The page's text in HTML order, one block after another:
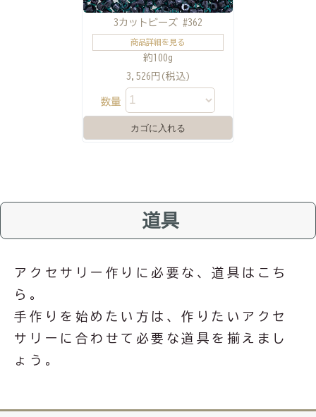
3カットビーズ #362
商品詳細を見る
約100g
3,526円(税込)
数量
道具
アクセサリー作りに必要な、道具はこち
ら。
手作りを始めたい方は、作りたいアクセ
サリーに合わせて必要な道具を揃えまし
ょう。